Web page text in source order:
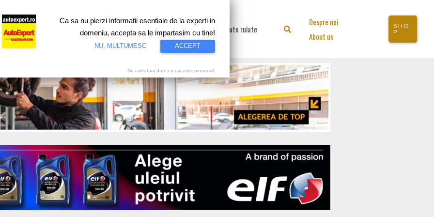
Test drive Motorsport Proiecte speciale Video Auto rulate Search
Despre noi
About us
SHO
P
Ca sa nu pierzi informatii esentiale de la experti in
domeniu, accepta sa le impartasim cu tine!
NU, MULTUMESC ACCEPT
Nu colectam date cu caracter personal.